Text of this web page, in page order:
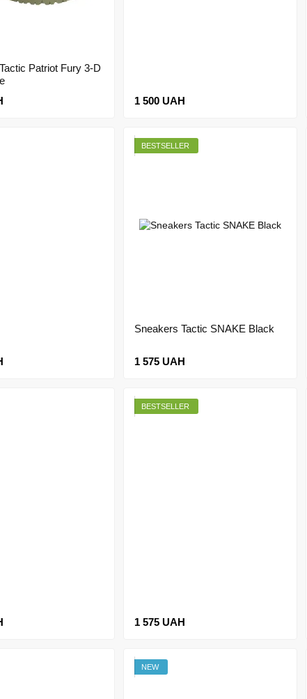
Patriot Fury 3-D
1 500 UAH
BESTSELLER
Sneakers Tactic SNAKE Black
1 575 UAH
BESTSELLER
1 575 UAH
NEW